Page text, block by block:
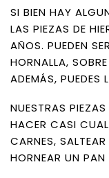
SI BIEN HAY
LAS PIEZAS DE
AÑOS. PUEDEN
HORNALLA,
ADEMÁS, PUEDES
NUESTRAS
HACER CASI
CARNES,
HORNEAR UN